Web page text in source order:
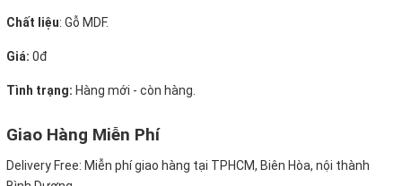
Chất liệu: Gỗ MDF.
Giá: 0đ
Tình trạng: Hàng mới - còn hàng.
Giao Hàng Miễn Phí
Delivery Free: Miễn phí giao hàng tại TPHCM, Biên Hòa, nội thành